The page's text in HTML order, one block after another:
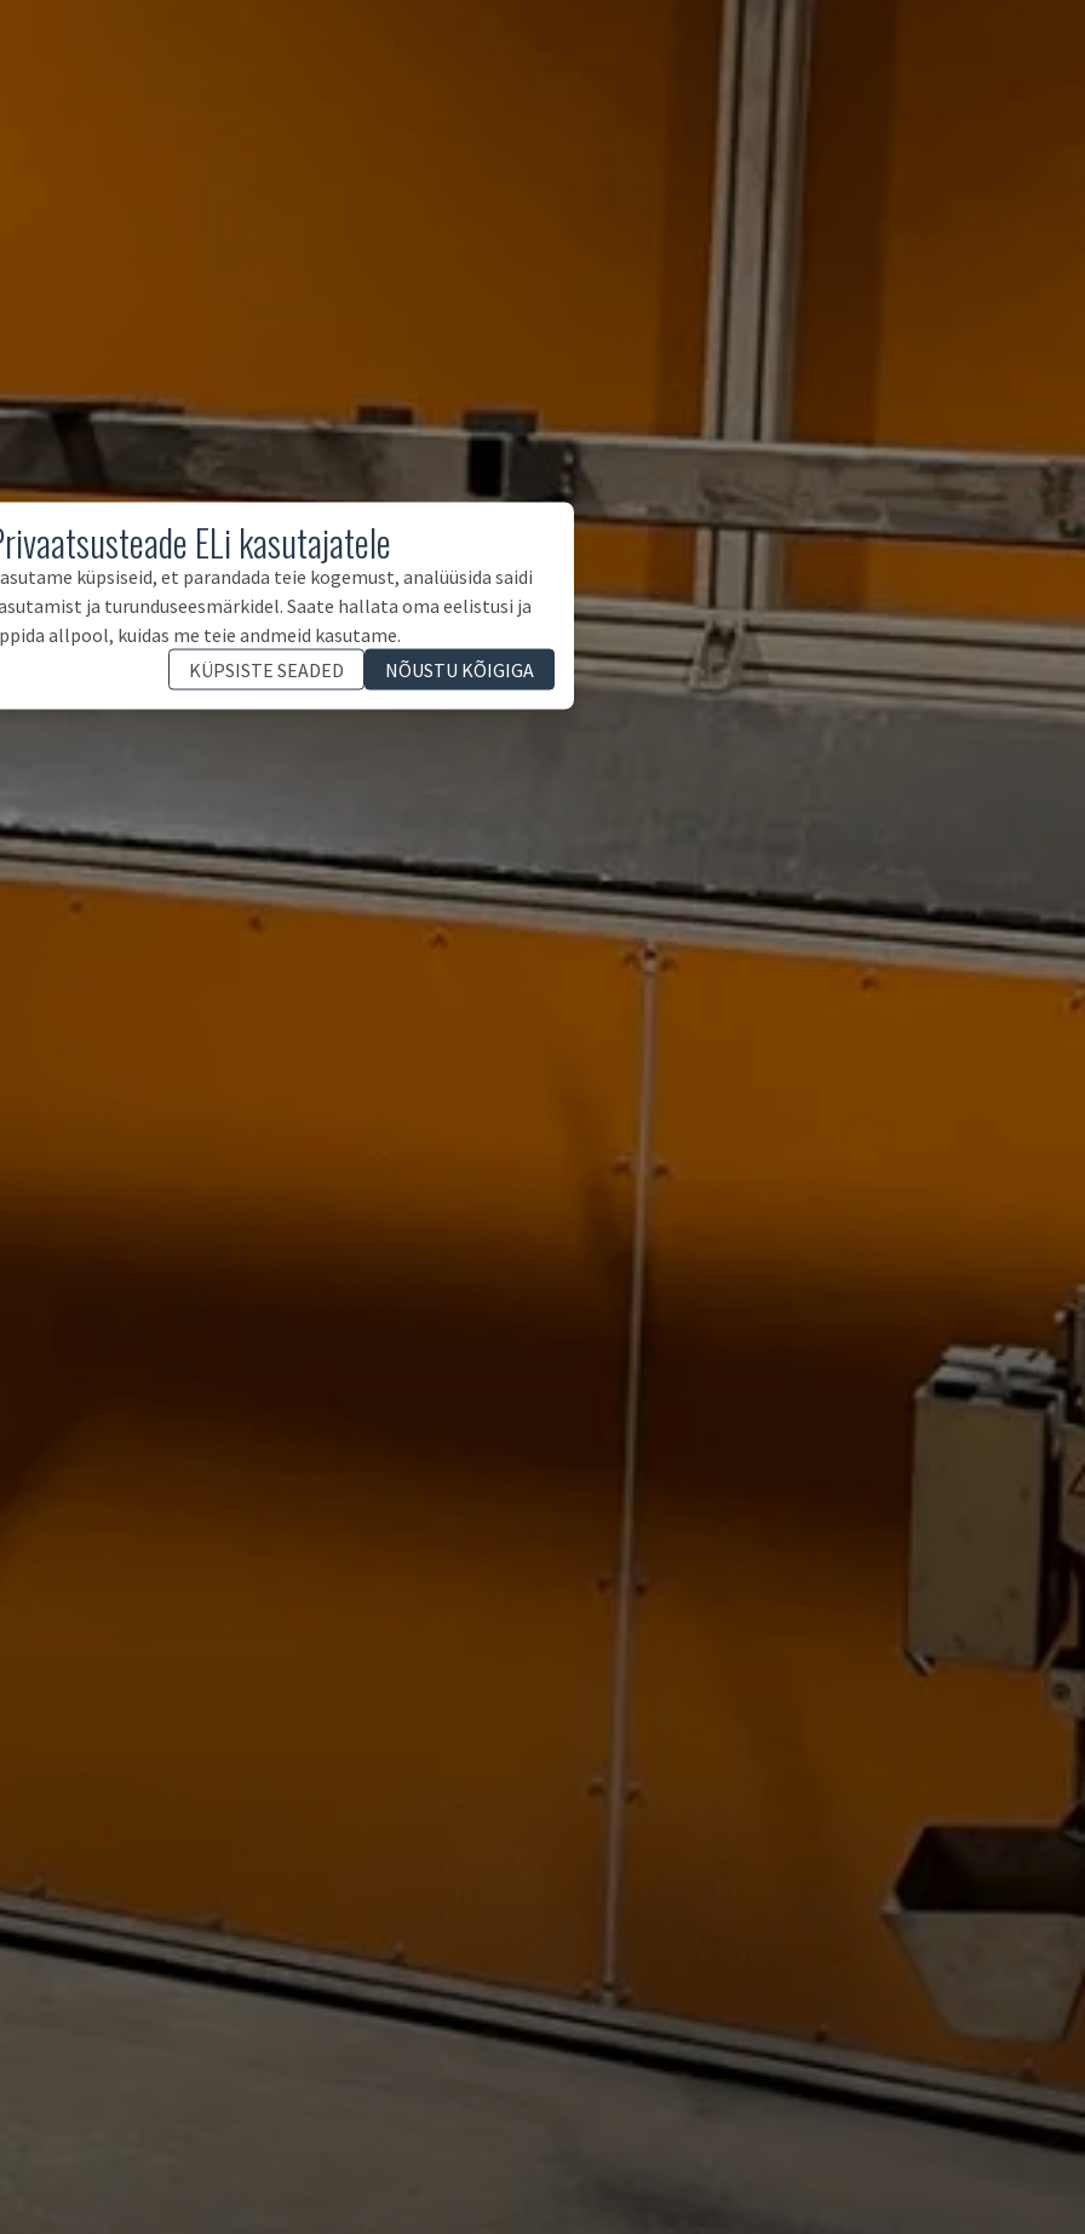
ELi kasutajatele
küpsiseid, et parandada teie kogemust, analüüsida saidi
ja turunduseesmärkidel. Saate hallata oma eelistusi ja
allpool, kuidas me teie andmeid kasutame.
KÜPSISTE SEADED
NÕUSTU KÕIGIGA